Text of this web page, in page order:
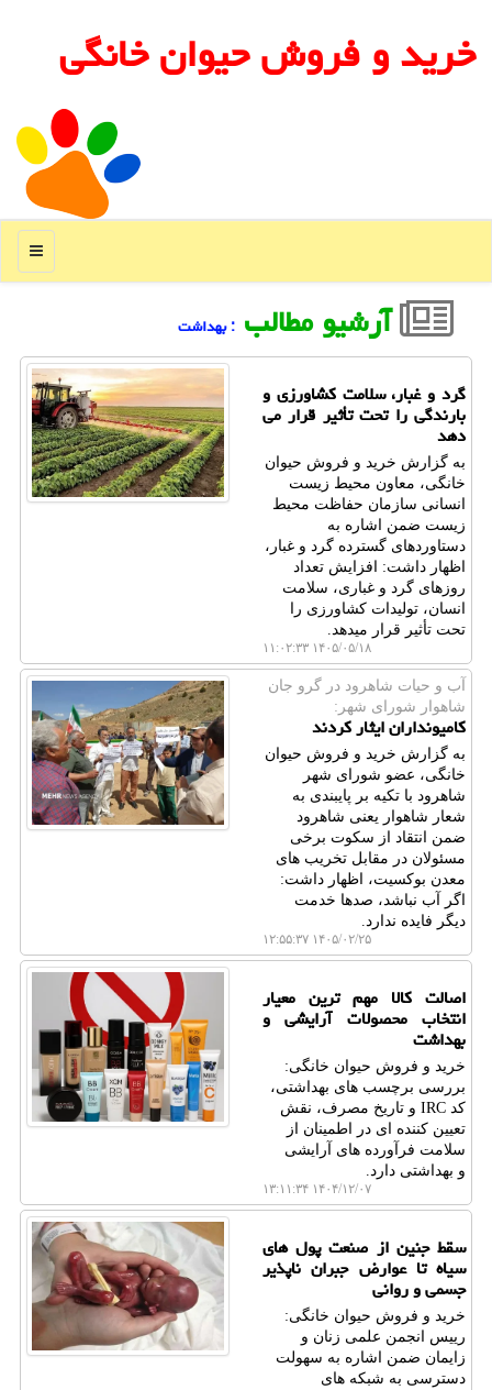
خرید و فروش حیوان خانگی
منو
آرشیو مطالب : بهداشت
گرد و غبار، سلامت کشاورزی و
بارندگی را تحت تأثیر قرار می
دهد
به گزارش خرید و فروش حیوان
خانگی، معاون محیط زیست
انسانی سازمان حفاظت محیط
زیست ضمن اشاره به
دستاوردهای گسترده گرد و غبار،
اظهار داشت: افزایش تعداد
روزهای گرد و غباری، سلامت
انسان، تولیدات کشاورزی را
تحت تأثیر قرار میدهد.
۱۴۰۵/۰۵/۱۸ ۱۱:۰۲:۳۳
آب و حیات شاهرود در گرو جان
شاهوار شورای شهر:
کامیونداران ایثار کردند
به گزارش خرید و فروش حیوان
خانگی، عضو شورای شهر
شاهرود با تکیه بر پایبندی به
شعار شاهوار یعنی شاهرود
ضمن انتقاد از سکوت برخی
مسئولان در مقابل تخریب های
معدن بوکسیت، اظهار داشت:
اگر آب نباشد، صدها خدمت
دیگر فایده ندارد.
۱۴۰۵/۰۲/۲۵ ۱۲:۵۵:۳۷
اصالت کالا مهم ترین معیار
انتخاب محصولات آرایشی و
بهداشت
خرید و فروش حیوان خانگی:
بررسی برچسب های بهداشتی،
کد IRC و تاریخ مصرف، نقش
تعیین کننده ای در اطمینان از
سلامت فرآورده های آرایشی
و بهداشتی دارد.
۱۴۰۴/۱۲/۰۷ ۱۳:۱۱:۳۴
سقط جنین از صنعت پول های
سیاه تا عوارض جبران ناپذیر
جسمی و روانی
خرید و فروش حیوان خانگی:
رییس انجمن علمی زنان و
زایمان ضمن اشاره به سهولت
دسترسی به شبکه های